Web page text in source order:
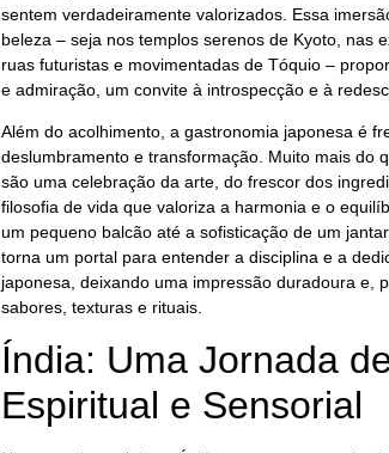
sentem verdadeiramente valorizados. Essa
beleza – seja nos templos serenos de Kyoto, nas
ruas futuristas e movimentadas de Tóquio –
e admiração, um convite à introspecção e à
Além do acolhimento, a gastronomia japonesa é
deslumbramento e transformação. Muito mais do
são uma celebração da arte, do frescor dos
filosofia de vida que valoriza a harmonia e o
um pequeno balcão até a sofisticação de um
torna um portal para entender a disciplina e a
japonesa, deixando uma impressão duradoura e,
sabores, texturas e rituais.
Índia: Uma Jornada
Espiritual e Sensorial